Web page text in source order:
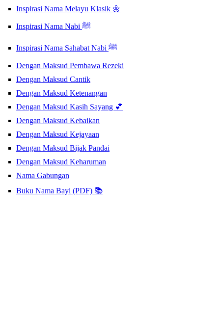
Inspirasi Nama Melayu Klasik 🌼
Inspirasi Nama Nabi ﷺ
Inspirasi Nama Sahabat Nabi ﷺ
Dengan Maksud Pembawa Rezeki
Dengan Maksud Cantik
Dengan Maksud Ketenangan
Dengan Maksud Kasih Sayang 💕
Dengan Maksud Kebaikan
Dengan Maksud Kejayaan
Dengan Maksud Bijak Pandai
Dengan Maksud Keharuman
Nama Gabungan
Buku Nama Bayi (PDF) 📚